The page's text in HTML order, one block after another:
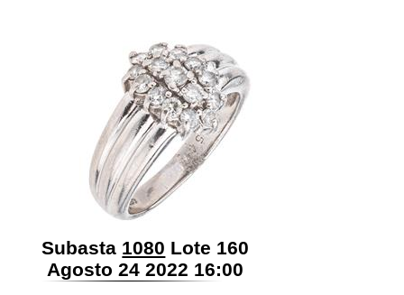
Subasta 1080 Lote 160
Agosto 24 2022 16:00